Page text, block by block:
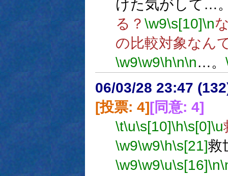
けた気がして…
る？ \w9\s[10]\n
の比較対象なん
\w9\w9\h\n\n…。
06/03/28 23:47
[投票: 4][同意: 4]
\t\u\s[10]\h\s[0]\u
\w9\w9\h\s[21]救
\w9\w9\u\s[16]\n